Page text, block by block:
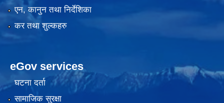
एन, कानुन तथा निर्देशिका
कर तथा शुल्कहरु
eGov services
घटना दर्ता
सामाजिक सुरक्षा